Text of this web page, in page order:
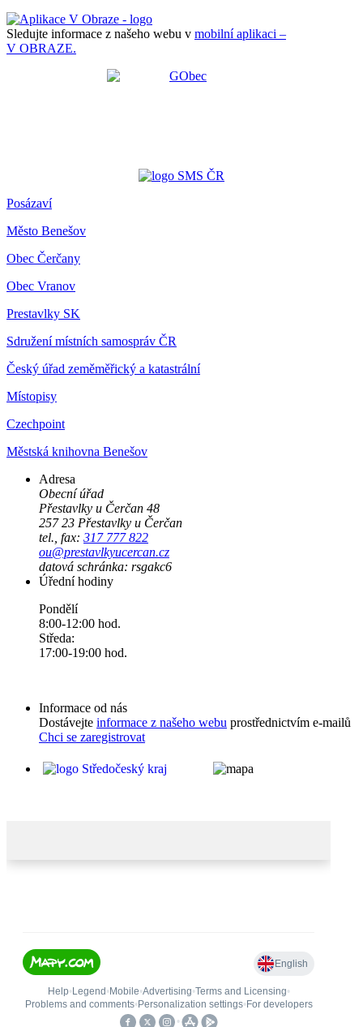
Sledujte informace z našeho webu v mobilní aplikaci –
V OBRAZE.
Posázaví
Město Benešov
Obec Čerčany
Obec Vranov
Prestavlky SK
Sdružení místních samospráv ČR
Český úřad zeměměřický a katastrální
Místopisy
Czechpoint
Městská knihovna Benešov
Adresa
Obecní úřad
Přestavlky u Čerčan 48
257 23 Přestavlky u Čerčan
tel., fax: 317 777 822
ou@prestavlkyucercan.cz
datová schránka: rsgakc6
Úřední hodiny
Pondělí
8:00-12:00 hod.
Středa:
17:00-19:00 hod.
Informace od nás
Dostávejte informace z našeho webu prostřednictvím e-mailů
Chci se zaregistrovat